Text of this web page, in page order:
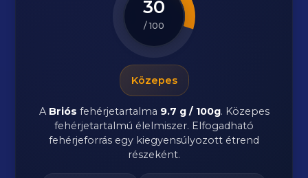
30
/ 100
Közepes
A Briós fehérjetartalma 9.7 g / 100g. Közepes
fehérjetartalmú élelmiszer. Elfogadható
fehérjeforrás egy kiegyensúlyozott étrend
részeként.